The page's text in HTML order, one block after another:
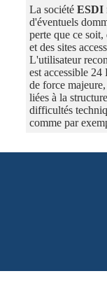
La sociétéESDI
d'éventuels
perte que ce
et des sites
L'utilisateur
est accessible
de force
liées à la
difficultés
comme par